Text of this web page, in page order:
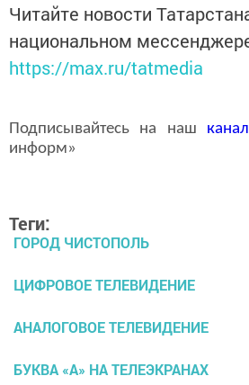
Читайте новости
национальном
https://max.ru/tatmedia
Подписывайтесь на наш канал
информ»
Теги:
ГОРОД ЧИСТОПОЛЬ
ЦИФРОВОЕ ТЕЛЕВИДЕНИЕ
АНАЛОГОВОЕ ТЕЛЕВИДЕНИЕ
БУКВА «А» НА ТЕЛЕЭКРАНАХ